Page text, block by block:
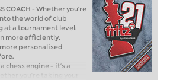
COACH - Whether you’re
the world of club
at a tournament level:
more efficiently,
personalised
chess engine – it’s a
you’re taking your